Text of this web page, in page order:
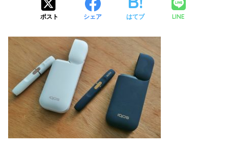
ポスト シェア はてブ LINE